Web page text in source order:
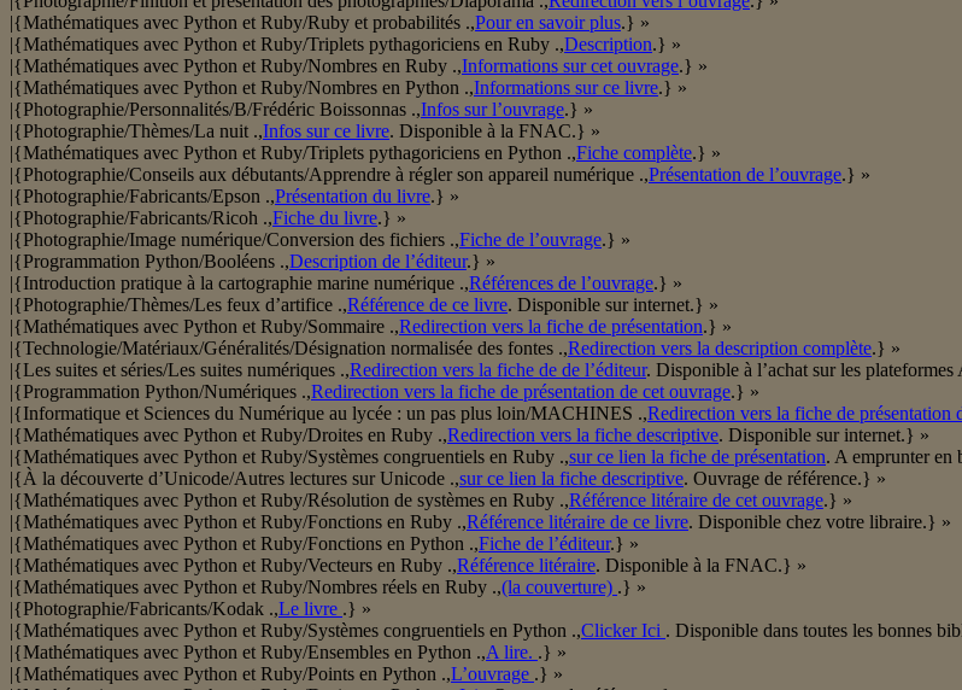
|{Mathématiques avec Python et Ruby/Ruby et probabilités .,Pour en savoir plus.} »
|{Mathématiques avec Python et Ruby/Triplets pythagoriciens en Ruby .,Description.} »
|{Mathématiques avec Python et Ruby/Nombres en Ruby .,Informations sur cet ouvrage.} »
|{Mathématiques avec Python et Ruby/Nombres en Python .,Informations sur ce livre.} »
|{Photographie/Personnalités/B/Frédéric Boissonnas .,Infos sur l’ouvrage.} »
|{Photographie/Thèmes/La nuit .,Infos sur ce livre. Disponible à la FNAC.} »
|{Mathématiques avec Python et Ruby/Triplets pythagoriciens en Python .,Fiche complète.} »
|{Photographie/Conseils aux débutants/Apprendre à régler son appareil numérique .,Présentation de l’ouvrage.} »
|{Photographie/Fabricants/Epson .,Présentation du livre.} »
|{Photographie/Fabricants/Ricoh .,Fiche du livre.} »
|{Photographie/Image numérique/Conversion des fichiers .,Fiche de l’ouvrage.} »
|{Programmation Python/Booléens .,Description de l’éditeur.} »
|{Introduction pratique à la cartographie marine numérique .,Références de l’ouvrage.} »
|{Photographie/Thèmes/Les feux d’artifice .,Référence de ce livre. Disponible sur internet.} »
|{Mathématiques avec Python et Ruby/Sommaire .,Redirection vers la fiche de présentation.} »
|{Technologie/Matériaux/Généralités/Désignation normalisée des fontes .,Redirection vers la description complète.} »
|{Les suites et séries/Les suites numériques .,Redirection vers la fiche de de l’éditeur. Disponible à l’achat sur les
|{Programmation Python/Numériques .,Redirection vers la fiche de présentation de cet ouvrage.} »
|{Informatique et Sciences du Numérique au lycée : un pas plus loin/MACHINES .,Redirection vers la fiche de présentation
|{Mathématiques avec Python et Ruby/Droites en Ruby .,Redirection vers la fiche descriptive. Disponible sur internet.} »
|{Mathématiques avec Python et Ruby/Systèmes congruentiels en Ruby .,sur ce lien la fiche de présentation. A emprunter en
|{À la découverte d’Unicode/Autres lectures sur Unicode .,sur ce lien la fiche descriptive. Ouvrage de référence.} »
|{Mathématiques avec Python et Ruby/Résolution de systèmes en Ruby .,Référence litéraire de cet ouvrage.} »
|{Mathématiques avec Python et Ruby/Fonctions en Ruby .,Référence litéraire de ce livre. Disponible chez votre libraire.} »
|{Mathématiques avec Python et Ruby/Fonctions en Python .,Fiche de l’éditeur.} »
|{Mathématiques avec Python et Ruby/Vecteurs en Ruby .,Référence litéraire. Disponible à la FNAC.} »
|{Mathématiques avec Python et Ruby/Nombres réels en Ruby .,(la couverture) .} »
|{Photographie/Fabricants/Kodak .,Le livre .} »
|{Mathématiques avec Python et Ruby/Systèmes congruentiels en Python .,Clicker Ici . Disponible dans toutes les bonnes
|{Mathématiques avec Python et Ruby/Ensembles en Python .,A lire. .} »
|{Mathématiques avec Python et Ruby/Points en Python .,L’ouvrage .} »